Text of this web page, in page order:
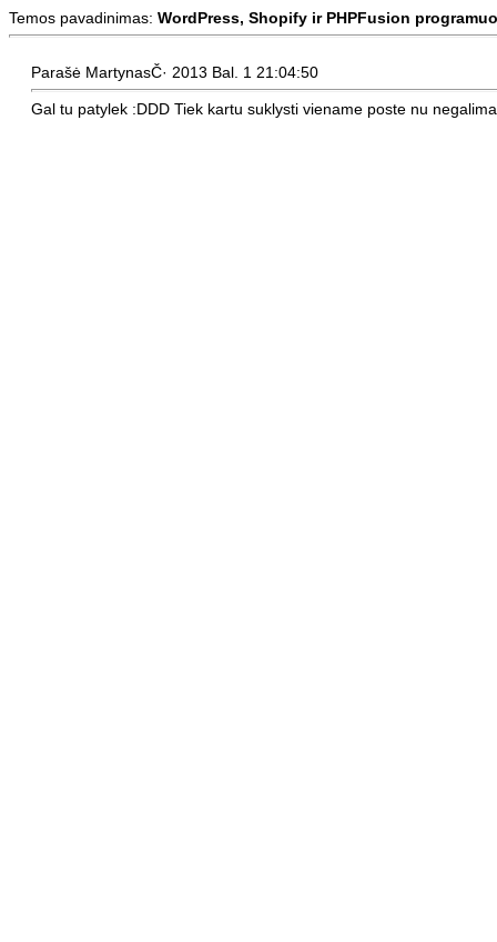
Temos pavadinimas: WordPress, Shopify ir PHPFusion
Parašė MartynasČ· 2013 Bal. 1 21:04:50
Gal tu patylek :DDD Tiek kartu suklysti viename poste nu